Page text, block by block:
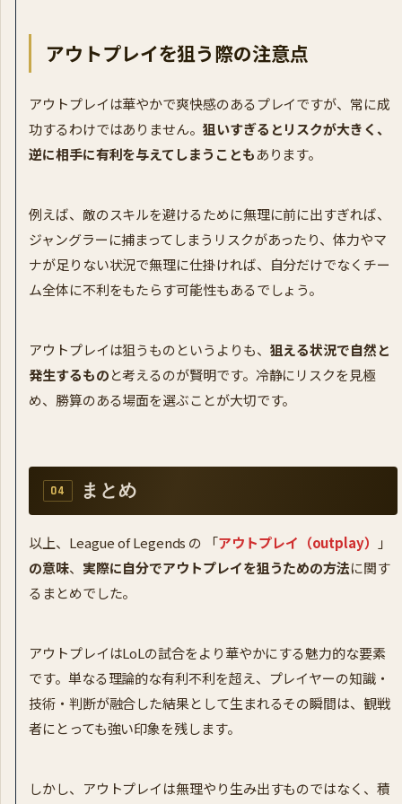
アウトプレイを狙う際の注意点
アウトプレイは華やかで爽快感のあるプレイですが、常に成
功するわけではありません。 狙いすぎるとリスクが大きく、
逆に相手に有利を与えてしまうこともあります。
例えば、敵のスキルを避けるために無理に前に出すぎれば、
ジャングラーに捕まってしまうリスクがあったり、体力やマ
ナが足りない状況で無理に仕掛ければ、自分だけでなくチー
ム全体に不利をもたらす可能性もあるでしょう。
アウトプレイは狙うものというよりも、 狙える状況で自然と
発生するものと考えるのが賢明です。冷静にリスクを見極
め、勝算のある場面を選ぶことが大切です。
まとめ
以上、League of Legends の 「アウトプレイ（outplay）
」
の意味、 実際に自分でアウトプレイを狙うための方法に関す
るまとめでした。
アウトプレイはLoLの試合をより華やかにする魅力的な要素
です。単なる理論的な有利不利を超え、プレイヤーの知識・
技術・判断が融合した結果として生まれるその瞬間は、観戦
者にとっても強い印象を残します。
しかし、アウトプレイは無理やり生み出すものではなく、積